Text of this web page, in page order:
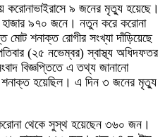
করোনাভাইরাসে ৯ জনের মৃত্যু হয়েছে।
হাজার ৯৭০ জনে। নতুন করে করোনা
শনাক্ত রোগীর সংখ্যা দাঁড়িয়েছে
(২৫ নভেম্বর) স্বাস্থ্য অধিদফতর
বিজ্ঞপ্তিতে এ তথ্য জানানো
শনাক্ত হয়েছিল। এ দিন ৩ জনের মৃত্যু
থেকে সুস্থ হয়েছেন ৩৬০ জন।